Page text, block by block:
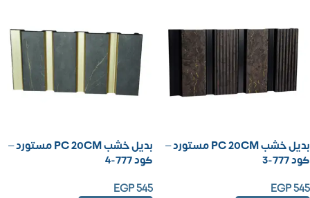
بديل خشب PC 20CM مستورد –
كود 777-3
EGP545
بديل خشب PC 20CM مستورد –
كود 777-4
EGP545